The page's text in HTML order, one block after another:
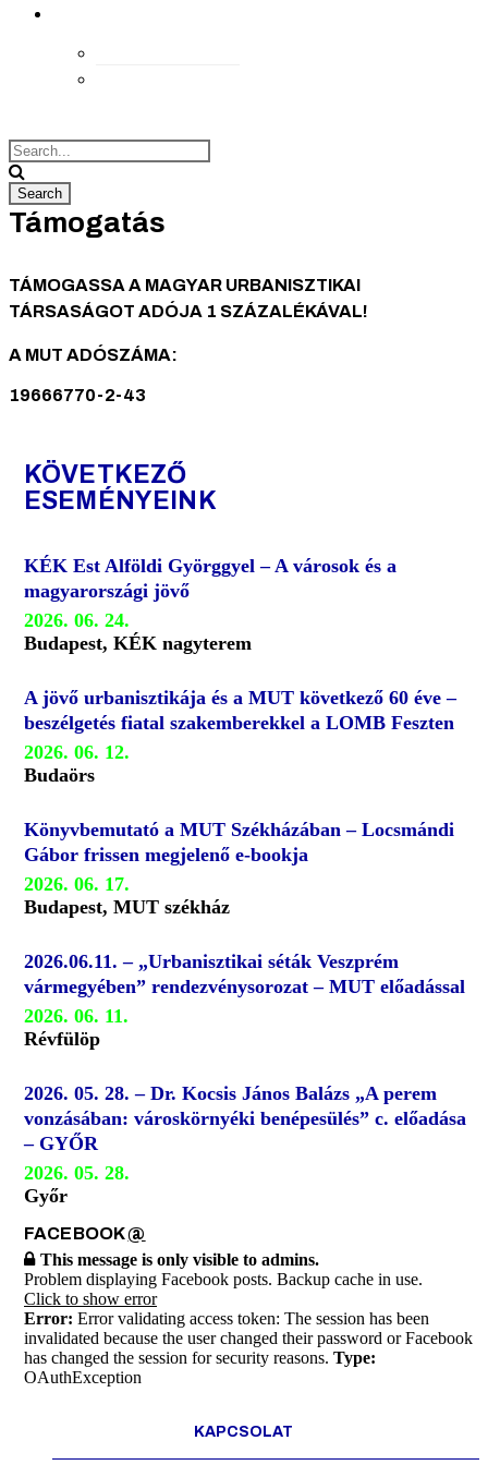
Támogatás
TÁMOGASSA A MAGYAR URBANISZTIKAI
TÁRSASÁGOT ADÓJA 1 SZÁZALÉKÁVAL!
A MUT ADÓSZÁMA:
19666770-2-43
KÖVETKEZŐ
ESEMÉNYEINK
KÉK Est Alföldi Györggyel – A városok és a
magyarországi jövő
2026. 06. 24.
Budapest, KÉK nagyterem
A jövő urbanisztikája és a MUT következő 60 éve –
beszélgetés fiatal szakemberekkel a LOMB Feszten
2026. 06. 12.
Budaörs
Könyvbemutató a MUT Székházában – Locsmándi
Gábor frissen megjelenő e-bookja
2026. 06. 17.
Budapest, MUT székház
2026.06.11. – „Urbanisztikai séták Veszprém
vármegyében” rendezvénysorozat – MUT előadással
2026. 06. 11.
Révfülöp
2026. 05. 28. – Dr. Kocsis János Balázs „A perem
vonzásában: városkörnyéki benépesülés” c. előadása
– GYŐR
2026. 05. 28.
Győr
FACEBOOK@
This message is only visible to admins.
Problem displaying Facebook posts. Backup cache in use.
Click to show error
Error: Error validating access token: The session has been
invalidated because the user changed their password or Facebook
has changed the session for security reasons. Type:
OAuthException
KAPCSOLAT